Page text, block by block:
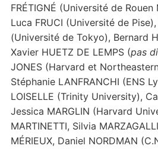
FRÉTIGNÉ (Université de
Luca FRUCI (Université de
(Université de Tokyo), Bernard
Xavier HUETZ DE LEMPS (pas
JONES (Harvard et
Stéphanie LANFRANCHI (ENS
LOISELLE (Trinity University),
Jessica MARGLIN (Harvard
MARTINETTI, Silvia
MÉRIEUX, Daniel NORDMAN